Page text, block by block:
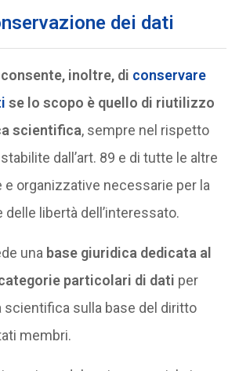
dei dati
inoltre, di conservare
se lo scopo è quello di riutilizzo
scientifica, sempre nel rispetto
dall’art. 89 e di tutte le altre
organizzative necessarie per la
libertà dell’interessato.
una base giuridica dedicata al
particolari di dati per
scientifica sulla base del diritto
membri.